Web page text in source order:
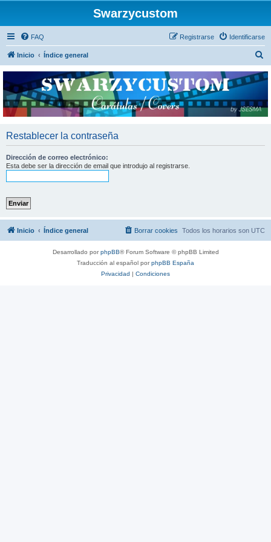
Swarzycustom
FAQ Identificarse
Registrarse
Inicio Índice general
c
Restablecer la contraseña
Dirección de correo electrónico:
Esta debe ser la dirección de email que introdujo al registrarse.
Inicio Índice general Todos los horarios son UTC
Borrar cookies
Desarrollado porphpBB® Forum Software © phpBB Limited
Traducción al español porphpBB España
Privacidad | Condiciones